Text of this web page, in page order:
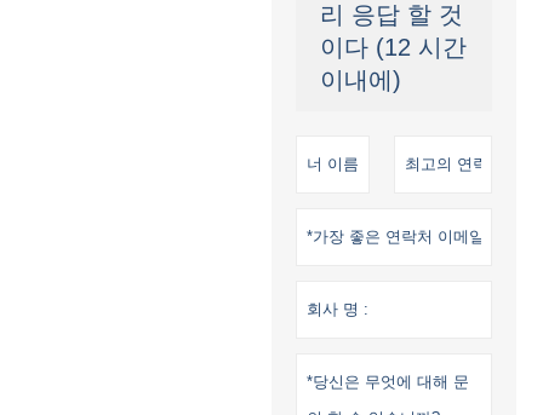
리 응답 할 것
이다 (12 시간
이내에)